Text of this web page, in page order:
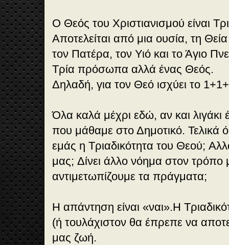
Ο Θεός του Χριστιανισμού είναι
Αποτελείται από μια ουσία, τη
τον Πατέρα, τον Υιό και το Άγιο
Τρία πρόσωπα αλλά ένας Θεός.
Δηλαδή, για τον Θεό ισχύει το
Όλα καλά μέχρι εδώ, αν και
που μάθαμε στο Δημοτικό. Τελικά
εμάς η Τριαδικότητα του Θεού;
μας; Δίνει άλλο νόημα στον τρόπο
αντιμετωπίζουμε τα πράγματα;
Η απάντηση είναι «ναι».Η
(ή τουλάχιστον θα έπρεπε να
μας ζωή.